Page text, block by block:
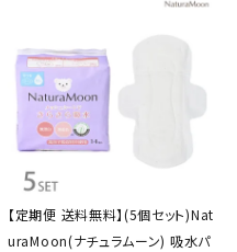
【定期便 送料無料】(5個セット)Nat
uraMoon(ナチュラムーン) 吸水パ